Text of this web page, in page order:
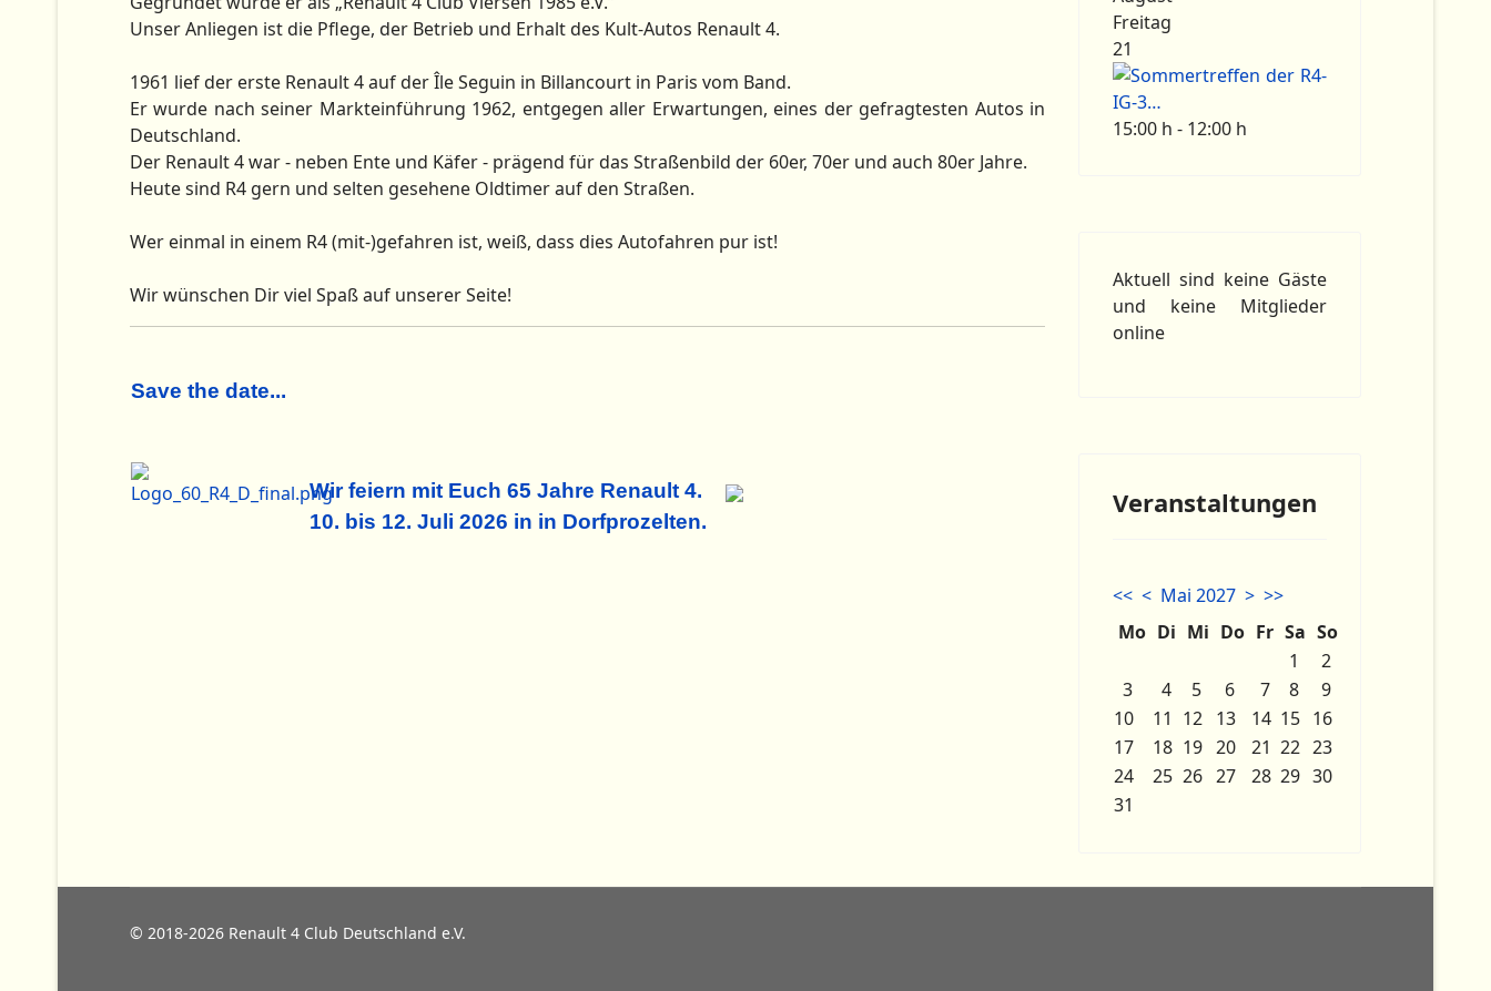
Unser Anliegen ist die Pflege, der Betrieb und Erhalt des Kult-Autos Renault 4.
1961 lief der erste Renault 4 auf der Île Seguin in Billancourt in Paris vom Band.
Er wurde nach seiner Markteinführung 1962, entgegen aller Erwartungen, eines der gefragtesten Autos in
Deutschland.
Der Renault 4 war - neben Ente und Käfer - prägend für das Straßenbild der 60er, 70er und auch 80er Jahre.
Heute sind R4 gern und selten gesehene Oldtimer auf den Straßen.
Wer einmal in einem R4 (mit-)gefahren ist, weiß, dass dies Autofahren pur ist!
Wir wünschen Dir viel Spaß auf unserer Seite!
Save the date...
Wir feiern mit Euch 65 Jahre Renault 4.
10. bis 12. Juli 2026 in in Dorfprozelten.
Freitag
21
15:00 h - 12:00 h
Aktuell sind keine Gäste
und keine Mitglieder
online
Veranstaltungen
<< < Mai 2027 > >>
Mo Di Mi Do Fr Sa So
1
2
3
4 5 6 7 8
9
10
11 12 13 14 15 16
17
18 19 20 21 22 23
24
25 26 27 28 29 30
31
© 2018-2026 Renault 4 Club Deutschland e.V.